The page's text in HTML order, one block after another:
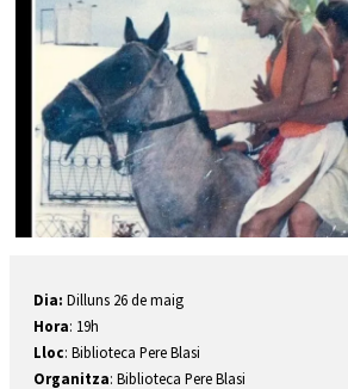
Dia: Dilluns 26 de maig
Hora: 19h
Lloc: Biblioteca Pere Blasi
Organitza: Biblioteca Pere Blasi